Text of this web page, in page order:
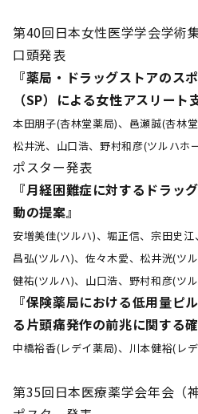
第40回日本女性医学学会学術
口頭発表
『薬局・ドラッグストアのス
（SP）による女性アスリート
本田朋子(杏林堂薬局)、邑瀬誠(杏林
松井洸、山口浩、野村和彦(ツルハホ
ポスター発表
『月経困難症に対するドラッ
動の提案』
安増美佳(ツルハ)、堀正信、宗田史
昌弘(ツルハ)、佐々木愛、松井洸(ツ
健祐(ツルハ)、山口浩、野村和彦(ツ
『保険薬局における低用量ピ
る片頭痛発作の前兆に関する
中橋裕香(レデイ薬局)、川本健裕(レ
第35回日本医療薬学会年会（神